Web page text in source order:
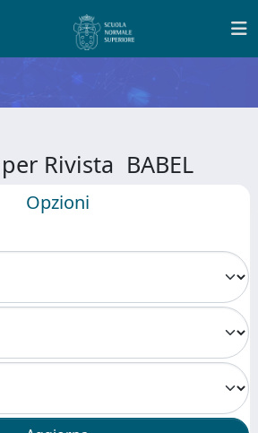
Rivista BABEL
Opzioni